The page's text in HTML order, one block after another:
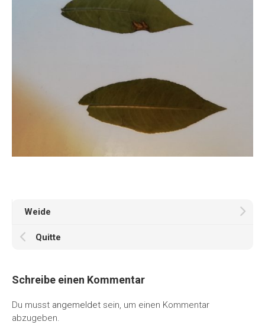
Weide
Quitte
Schreibe einen Kommentar
Du musst angemeldet sein, um einen Kommentar
abzugeben.